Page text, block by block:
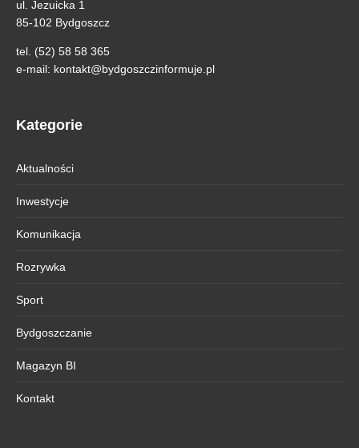
ul. Jezuicka 1
85-102 Bydgoszcz
tel. (52) 58 58 365
e-mail: kontakt@bydgoszczinformuje.pl
Kategorie
Aktualności
Inwestycje
Komunikacja
Rozrywka
Sport
Bydgoszczanie
Magazyn BI
Kontakt